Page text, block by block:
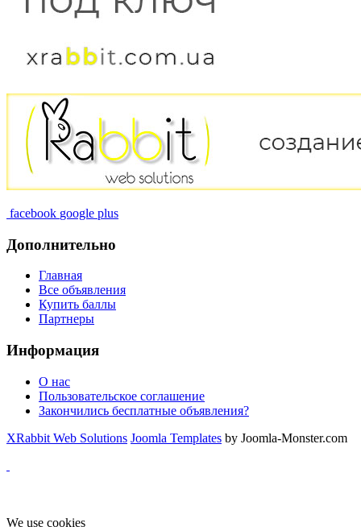
facebook google plus
Дополнительно
Главная
Все объявления
Купить баллы
Партнеры
Информация
О нас
Пользовательское соглашение
Закончились бесплатные объявления?
XRabbit Web Solutions Joomla Templates by Joomla-Monster.com
We use cookies